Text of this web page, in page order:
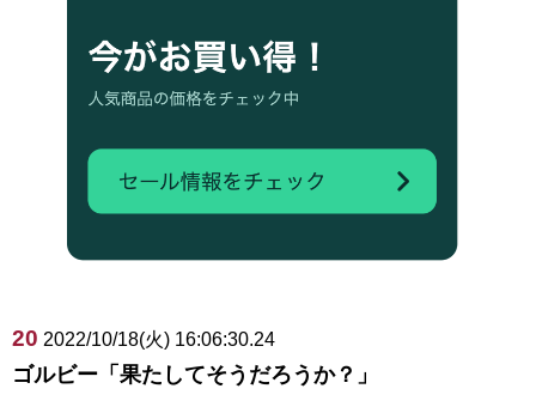
20 2022/10/18(火) 16:06:30.24
ゴルビー「果たしてそうだろうか？」